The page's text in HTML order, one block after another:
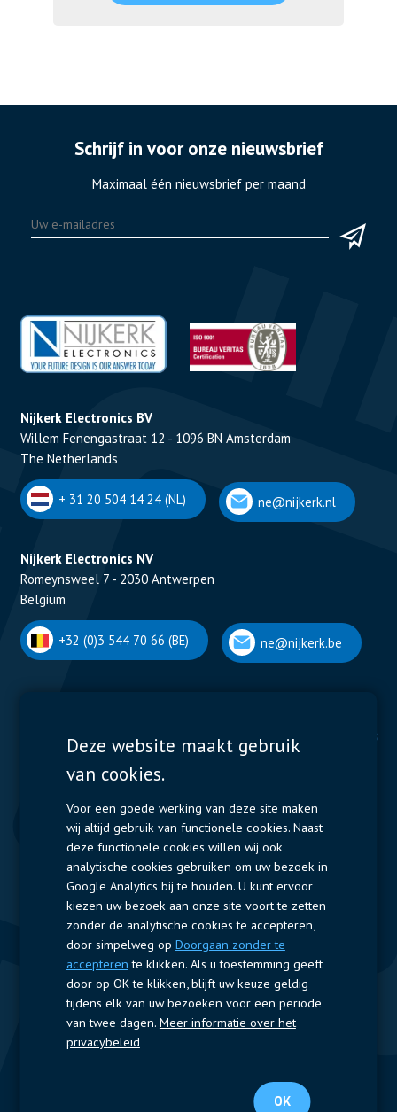
Schrijf in voor onze nieuwsbrief
Maximaal één nieuwsbrief per maand
Nijkerk Electronics BV
Willem Fenengastraat 12 - 1096 BN Amsterdam
The Netherlands
+ 31 20 504 14 24 (NL) ne@nijkerk.nl
Nijkerk Electronics NV
Romeynsweel 7 - 2030 Antwerpen
Belgium
+32 (0)3 544 70 66 (BE) ne@nijkerk.be
Display Solutions
Displays
Power Solutions
Contactors & Fuses
Measurement
Resistors
Snelle toegang
Bedrijfsprofiel Leveranciers Jobs
Volg ons
LinkedIn
Terms of use -Privacybeleid
Deze website maakt gebruik
van cookies.
Voor een goede werking van deze site maken
wij altijd gebruik van functionele cookies. Naast
deze functionele cookies willen wij ook
analytische cookies gebruiken om uw bezoek in
Google Analytics bij te houden. U kunt ervoor
kiezen uw bezoek aan onze site voort te zetten
zonder de analytische cookies te accepteren,
door simpelweg op Doorgaan zonder te
accepteren te klikken. Als u toestemming geeft
door op OK te klikken, blijft uw keuze geldig
tijdens elk van uw bezoeken voor een periode
van twee dagen. Meer informatie over het
privacybeleid
OK